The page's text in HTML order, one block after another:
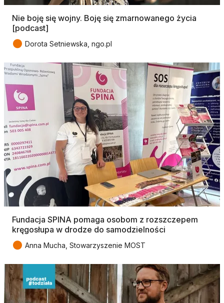
Nie boję się wojny. Boję się zmarnowanego życia
[podcast]
● Dorota Setniewska, ngo.pl
Fundacja SPINA pomaga osobom z rozszczepem
kręgosłupa w drodze do samodzielności
● Anna Mucha, Stowarzyszenie MOST